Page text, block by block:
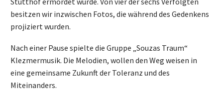
besitzen wir inzwischen Fotos, die während des Gedenkens
projiziert wurden.
Nach einer Pause spielte die Gruppe „Souzas Traum“
Klezmermusik. Die Melodien, wollen den Weg weisen in
eine gemeinsame Zukunft der Toleranz und des
Miteinanders.